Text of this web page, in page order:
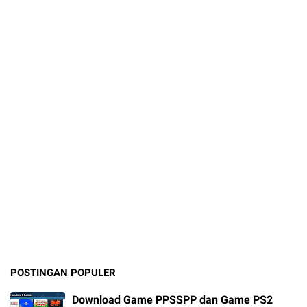
POSTINGAN POPULER
Download Game PPSSPP dan Game PS2